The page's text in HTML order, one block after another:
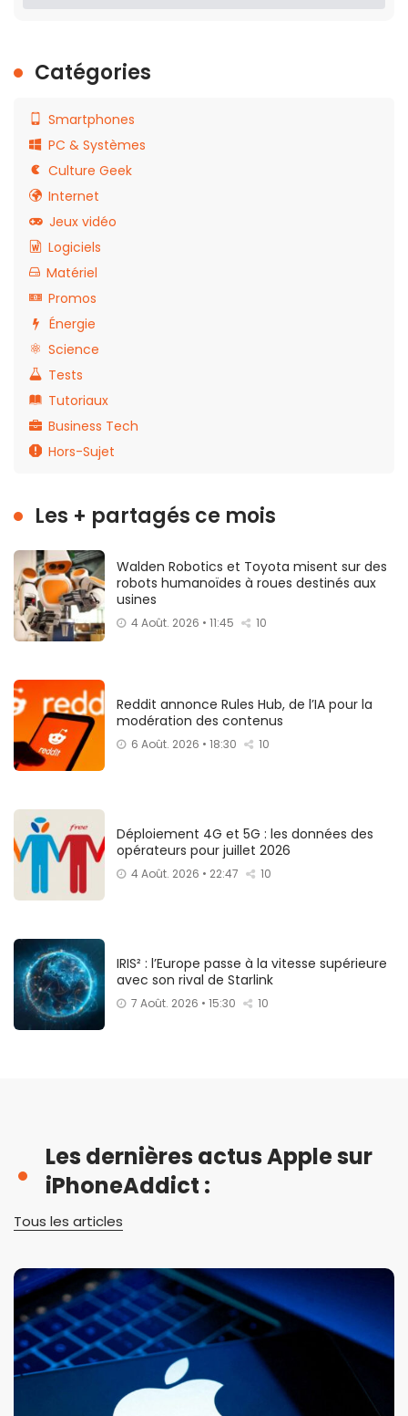
Catégories
Smartphones
PC & Systèmes
Culture Geek
Internet
Jeux vidéo
Logiciels
Matériel
Promos
Énergie
Science
Tests
Tutoriaux
Business Tech
Hors-Sujet
Les + partagés ce mois
Walden Robotics et Toyota misent sur des
robots humanoïdes à roues destinés aux
usines
4 Août. 2026 • 11:45 10
Reddit annonce Rules Hub, de l’IA pour la
modération des contenus
6 Août. 2026 • 18:30 10
Déploiement 4G et 5G : les données des
opérateurs pour juillet 2026
4 Août. 2026 • 22:47 10
IRIS² : l’Europe passe à la vitesse supérieure
avec son rival de Starlink
7 Août. 2026 • 15:30 10
Les dernières actus Apple sur
iPhoneAddict :
Tous les articles